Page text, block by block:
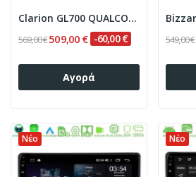
Clarion GL700 QUALCOMM Series 8Core Android...
569,00 €509,00 € -60,00 €
Αγορά
549,00 €
Νέο Νέο